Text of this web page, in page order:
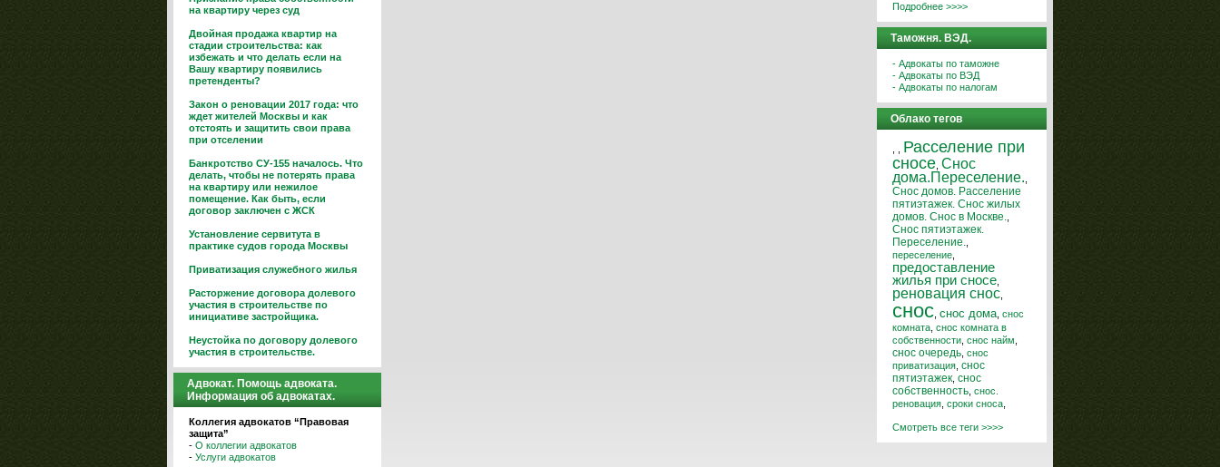
на квартиру через суд
Двойная продажа квартир на
стадии строительства: как
избежать и что делать если на
Вашу квартиру появились
претенденты?
Закон о реновации 2017 года: что
ждет жителей Москвы и как
отстоять и защитить свои права
при отселении
Банкротство СУ-155 началось. Что
делать, чтобы не потерять права
на квартиру или нежилое
помещение. Как быть, если
договор заключен с ЖСК
Установление сервитута в
практике судов города Москвы
Приватизация служебного жилья
Расторжение договора долевого
участия в строительстве по
инициативе застройщика.
Неустойка по договору долевого
участия в строительстве.
Адвокат. Помощь адвоката.
Информация об адвокатах.
Коллегия адвокатов “Правовая
защита”
- О коллегии адвокатов
- Услуги адвокатов
Подробнее >>>>
Таможня. ВЭД.
- Адвокаты по таможне
- Адвокаты по ВЭД
- Адвокаты по налогам
Облако тегов
Расселение при
сносе Снос
дома.Переселение.
Снос домов. Расселение
пятиэтажек. Снос жилых
домов. Снос в Москве.
Снос пятиэтажек.
Переселение.
переселение
предоставление
жилья при сносе
реновация снос
снос снос дома снос
комната снос комната в
собственности снос найм
снос очередь снос
приватизация снос
пятиэтажек снос
собственность снос.
реновация сроки сноса
Смотреть все теги >>>>